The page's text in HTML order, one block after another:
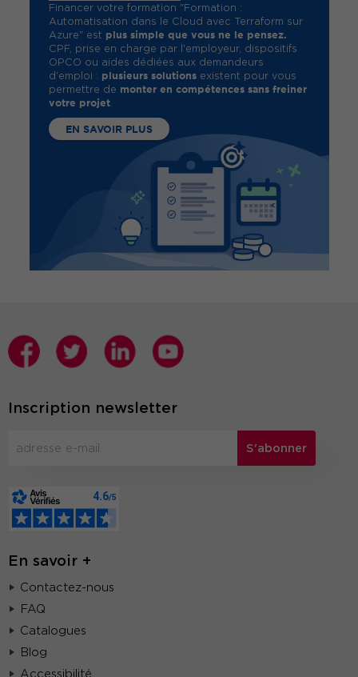
Financer votre formation "Formation :
Automatisation dans le Cloud avec Terraform sur
Azure" est plus simple que vous ne le pensez.
CPF, prise en charge par l'employeur, dispositifs
OPCO ou aides dédiées aux demandeurs
d'emploi : plusieurs solutionsexistent pour vous
permettre de monter en compétences sans freiner
votre projet.
EN SAVOIR PLUS
Inscription newsletter
S'abonner
En savoir +
Contactez-nous
FAQ
Catalogues
Blog
Accessibilité